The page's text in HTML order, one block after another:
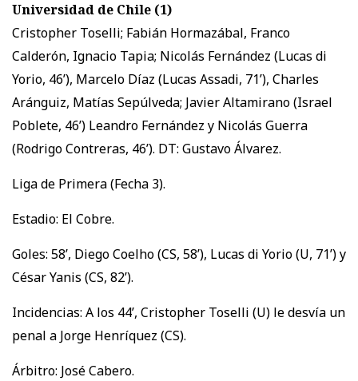
Universidad de Chile (1)
Cristopher Toselli; Fabián Hormazábal, Franco
Calderón, Ignacio Tapia; Nicolás Fernández (Lucas di
Yorio, 46’), Marcelo Díaz (Lucas Assadi, 71’), Charles
Aránguiz, Matías Sepúlveda; Javier Altamirano (Israel
Poblete, 46’) Leandro Fernández y Nicolás Guerra
(Rodrigo Contreras, 46’). DT: Gustavo Álvarez.
Liga de Primera (Fecha 3).
Estadio: El Cobre.
Goles: 58’, Diego Coelho (CS, 58’), Lucas di Yorio (U, 71’) y
César Yanis (CS, 82’).
Incidencias: A los 44’, Cristopher Toselli (U) le desvía un
penal a Jorge Henríquez (CS).
Árbitro: José Cabero.